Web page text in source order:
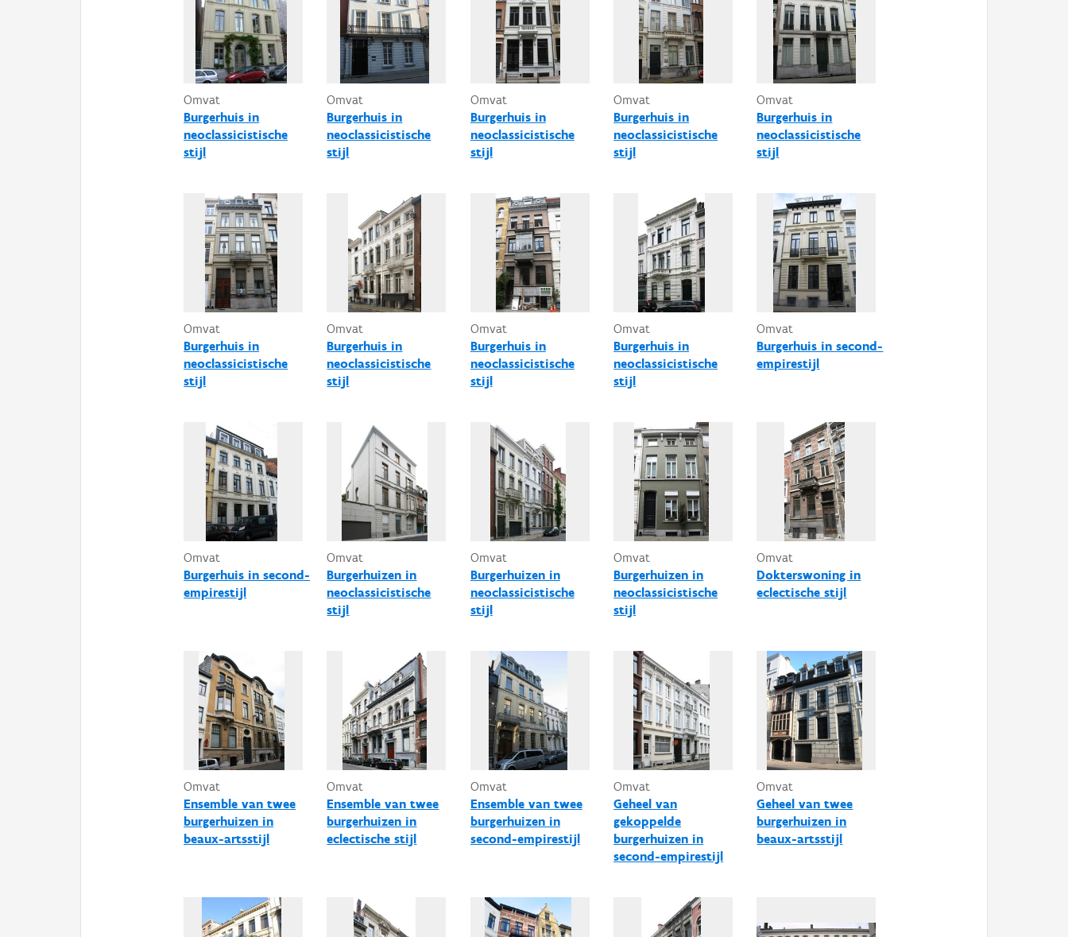
Omvat
Burgerhuis in
neoclassicistische
stijl
Omvat
Burgerhuis in
neoclassicistische
stijl
Omvat
Burgerhuis in
neoclassicistische
stijl
Omvat
Burgerhuis in
neoclassicistische
stijl
Omvat
Burgerhuis in
neoclassicistische
stijl
Omvat
Burgerhuis in
neoclassicistische
stijl
Omvat
Burgerhuis in
neoclassicistische
stijl
Omvat
Burgerhuis in
neoclassicistische
stijl
Omvat
Burgerhuis in
neoclassicistische
stijl
Omvat
Burgerhuis in second-
empirestijl
Omvat
Burgerhuis in second-
empirestijl
Omvat
Burgerhuizen in
neoclassicistische
stijl
Omvat
Burgerhuizen in
neoclassicistische
stijl
Omvat
Burgerhuizen in
neoclassicistische
stijl
Omvat
Dokterswoning in
eclectische stijl
Omvat
Ensemble van twee
burgerhuizen in
beaux-artsstijl
Omvat
Ensemble van twee
burgerhuizen in
eclectische stijl
Omvat
Ensemble van twee
burgerhuizen in
second-empirestijl
Omvat
Geheel van
gekoppelde
burgerhuizen in
second-empirestijl
Omvat
Geheel van twee
burgerhuizen in
beaux-artsstijl